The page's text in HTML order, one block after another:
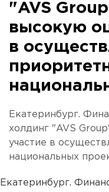
"AVS
высокую
в
Екатеринбург.
холдинг "AVS
участие в
национальных
Екатеринбург.